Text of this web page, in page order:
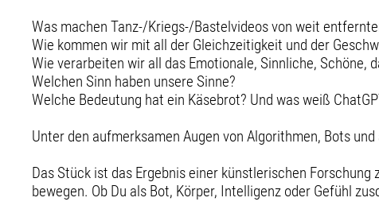
Was machen Tanz-/Kriegs-/Bastelvideos von weit
Wie kommen wir mit all der Gleichzeitigkeit und der
Wie verarbeiten wir all das Emotionale, Sinnliche, Schöne,
Welchen Sinn haben unsere Sinne?
Welche Bedeutung hat ein Käsebrot? Und was weiß
Unter den aufmerksamen Augen von Algorithmen, Bots
Das Stück ist das Ergebnis einer künstlerischen
bewegen. Ob Du als Bot, Körper, Intelligenz oder Gefühl